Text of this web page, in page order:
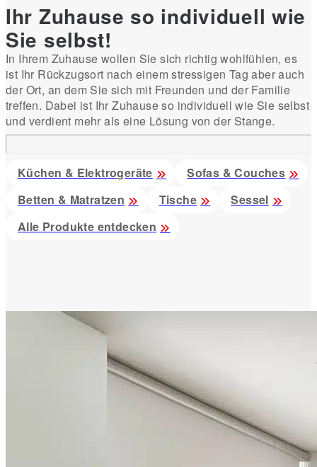
Ihr Zuhause so individuell wie
Sie selbst!
In Ihrem Zuhause wollen Sie sich richtig wohlfühlen, es
ist Ihr Rückzugsort nach einem stressigen Tag aber auch
der Ort, an dem Sie sich mit Freunden und der Familie
treffen. Dabei ist Ihr Zuhause so individuell wie Sie selbst
und verdient mehr als eine Lösung von der Stange.
Küchen & Elektrogeräte
Sofas & Couches
Betten & Matratzen
Tische
Sessel
Alle Produkte entdecken